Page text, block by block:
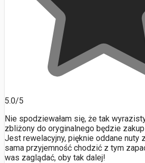
5.0/5
Nie spodziewałam się, że tak
zbliżony do oryginalnego będzie
Jest rewelacyjny, pięknie oddane nuty
sama przyjemność chodzić z tym
was zaglądać, oby tak dalej!